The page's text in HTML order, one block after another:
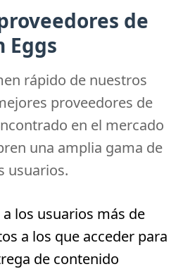
de
Eggs
rápido de nuestros
proveedores de
en el mercado
una amplia gama de
usuarios.
los usuarios más de
a los que acceder para
de contenido